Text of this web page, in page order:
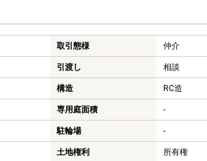
取引態様 仲介
引渡し 相談
構造 RC造
専用庭面積 -
駐輪場 -
土地権利 所有権